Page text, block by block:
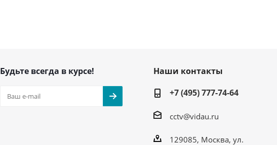
Будьте всегда в курсе!
Наши контакты
+7 (495) 777-74-64
cctv@vidau.ru
129085, Москва, ул.